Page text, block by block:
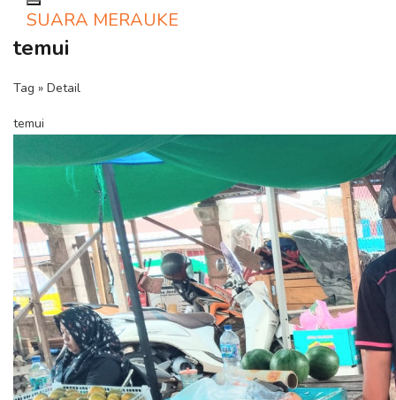
Toggle navigation
SUARA MERAUKE
temui
Tag » Detail
temui